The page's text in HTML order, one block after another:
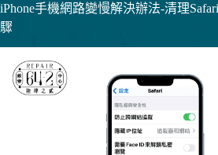
iPhone手機網路變慢解決辦法-清理
驟